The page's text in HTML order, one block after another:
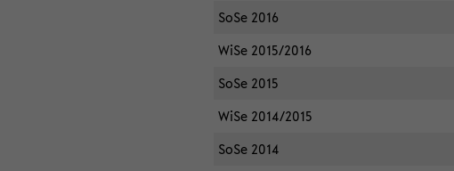
SoSe 2016
WiSe 2015/2016
SoSe 2015
WiSe 2014/2015
SoSe 2014